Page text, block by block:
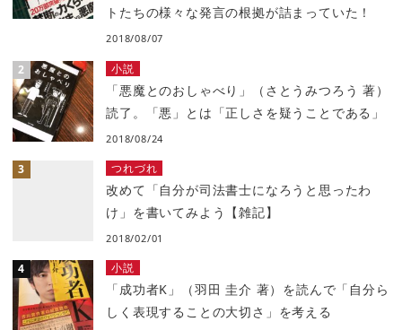
トたちの様々な発言の根拠が詰まっていた！
2018/08/07
小説
「悪魔とのおしゃべり」（さとうみつろう 著）
読了。「悪」とは「正しさを疑うことである」
2018/08/24
つれづれ
改めて「自分が司法書士になろうと思ったわ
け」を書いてみよう【雑記】
2018/02/01
小説
「成功者K」（羽田 圭介 著）を読んで「自分ら
しく表現することの大切さ」を考える